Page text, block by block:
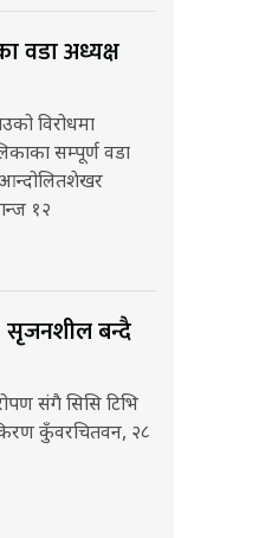
वडा अध्यक्ष
विरोधमा
सम्पूर्ण वडा
१२
सृजनशील बन्दै
संगै सिसि टिभि
कुँवरचितवन, २८